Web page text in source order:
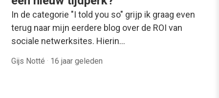
In de categorie "I told you so" grijp ik graag even
terug naar mijn eerdere blog over de ROI van
sociale netwerksites. Hierin…
Gijs Notté · 16 jaar geleden